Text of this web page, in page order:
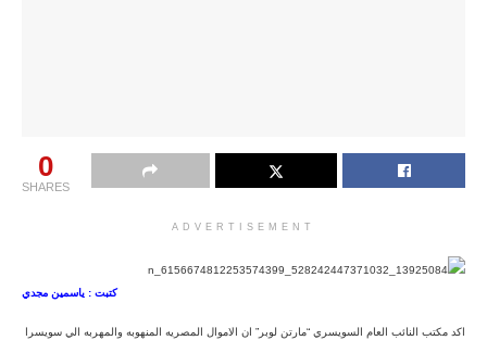
0
SHARES
ADVERTISEMENT
كتبت : ياسمين مجدي
اكد مكتب النائب العام السويسري “مارتن لوبر” ان الاموال المصريه المنهوبه والمهربه الي سويسرا